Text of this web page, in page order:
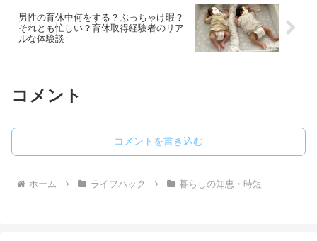
ては対応方針が違うかもしれませんの
で、その点がご留意ください。
男性の育休中何をする？ぶっちゃけ暇？
それとも忙しい？育休取得経験者のリア
ルな体験談
コメント
コメントを書き込む
ホーム ライフハック 暮らしの知恵・時短